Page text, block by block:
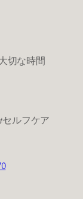
切な時間
ルフケア